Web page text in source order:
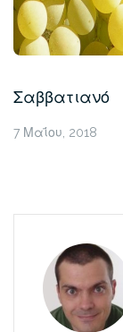
Σαββατιανό
7 Μαΐου, 2018